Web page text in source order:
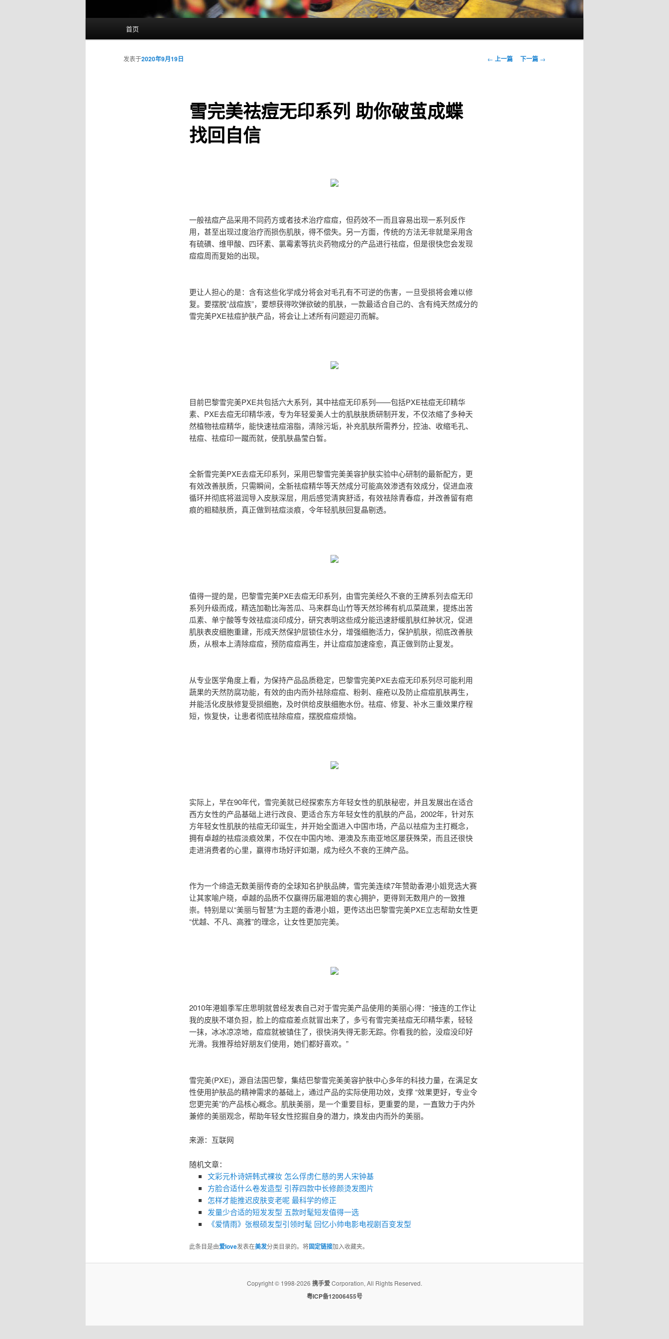
首页
文
← 上一篇 下一篇 →
雪完美祛痘无印系列 助你破茧成蝶
找回自信
发表于2020年9月19日
一般祛痘产品采用不同药方或者技术治疗痘痘，但药效不一而且容易出现一系列反作
用，甚至出现过度治疗而损伤肌肤，得不偿失。另一方面，传统的方法无非就是采用含
有硫磺、维甲酸、四环素、氯霉素等抗炎药物成分的产品进行祛痘，但是很快您会发现
痘痘周而复始的出现。
更让人担心的是：含有这些化学成分将会对毛孔有不可逆的伤害，一旦受损将会难以修
复。要摆脱“战痘族”，要想获得吹弹欲破的肌肤，一款最适合自己的、含有纯天然成分的
雪完美PXE祛痘护肤产品，将会让上述所有问题迎刃而解。
目前巴黎雪完美PXE共包括六大系列，其中祛痘无印系列——包括PXE祛痘无印精华
素、PXE去痘无印精华液，专为年轻爱美人士的肌肤肤质研制开发，不仅浓缩了多种天
然植物祛痘精华，能快速祛痘溶脂，清除污垢，补充肌肤所需养分，控油、收缩毛孔、
祛痘、祛痘印一蹴而就，使肌肤晶莹白皙。
全新雪完美PXE去痘无印系列，采用巴黎雪完美美容护肤实验中心研制的最新配方，更
有效改善肤质，只需瞬间，全新祛痘精华等天然成分可能高效渗透有效成分，促进血液
循环并彻底将滋润导入皮肤深层，用后感觉清爽舒适，有效祛除青春痘，并改善留有疤
痕的粗糙肤质，真正做到祛痘淡痕，令年轻肌肤回复晶剔透。
值得一提的是，巴黎雪完美PXE去痘无印系列，由雪完美经久不衰的王牌系列去痘无印
系列升级而成，精选加勒比海苦瓜、马来群岛山竹等天然珍稀有机瓜菜疏果，提炼出苦
瓜素、单宁酸等专效祛痘淡印成分，研究表明这些成分能迅速舒缓肌肤红肿状况，促进
肌肤表皮细胞重建，形成天然保护层锁住水分，增强细胞活力，保护肌肤，彻底改善肤
质，从根本上清除痘痘，预防痘痘再生，并让痘痘加速痊愈，真正做到防止复发。
从专业医学角度上看，为保持产品品质稳定，巴黎雪完美PXE去痘无印系列尽可能利用
蔬果的天然防腐功能，有效的由内而外祛除痘痘、粉刺、痤疮以及防止痘痘肌肤再生，
并能活化皮肤修复受损细胞，及时供给皮肤细胞水份。祛痘、修复、补水三重效果疗程
短，恢复快，让患者彻底祛除痘痘，摆脱痘痘烦恼。
实际上，早在90年代，雪完美就已经探索东方年轻女性的肌肤秘密，并且发展出在适合
西方女性的产品基础上进行改良、更适合东方年轻女性的肌肤的产品，2002年，针对东
方年轻女性肌肤的祛痘无印诞生，并开始全面进入中国市场，产品以祛痘为主打概念，
拥有卓越的祛痘淡痕效果，不仅在中国内地、港澳及东南亚地区屡获殊荣，而且还很快
走进消费者的心里，赢得市场好评如潮，成为经久不衰的王牌产品。
作为一个缔造无数美丽传奇的全球知名护肤品牌，雪完美连续7年赞助香港小姐竞选大赛
让其家喻户晓，卓越的品质不仅赢得历届港姐的衷心拥护，更得到无数用户的一致推
崇。特别是以“美丽与智慧”为主题的香港小姐，更传达出巴黎雪完美PXE立志帮助女性更
“优越、不凡、高雅”的理念，让女性更加完美。
2010年港姐季军庄思明就曾经发表自己对于雪完美产品使用的美丽心得：“接连的工作让
我的皮肤不堪负担，脸上的痘痘差点就冒出来了，多亏有雪完美祛痘无印精华素，轻轻
一抹，冰冰凉凉地，痘痘就被镇住了，很快消失得无影无踪。你看我的脸，没痘没印好
光滑。我推荐给好朋友们使用，她们都好喜欢。”
雪完美(PXE)，源自法国巴黎，集结巴黎雪完美美容护肤中心多年的科技力量，在满足女
性使用护肤品的精神需求的基础上，通过产品的实际使用功效，支撑 “效果更好，专业令
您更完美”的产品核心概念。肌肤美丽，是一个重要目标，更重要的是，一直致力于内外
兼修的美丽观念，帮助年轻女性挖掘自身的潜力，焕发由内而外的美丽。
来源：互联网
随机文章：
文彩元朴诗妍韩式裸妆 怎么俘虏仁慈的男人宋钟基
方脸合适什么卷发造型 引荐四款中长修颜烫发图片
怎样才能推迟皮肤变老呢 最科学的修正
发量少合适的短发发型 五款时髦短发值得一选
《爱情雨》张根硕发型引领时髦 回忆小帅电影电视剧百变发型
此条目是由爱love发表在美发分类目录的。将固定链接加入收藏夹。
Copyright © 1998-2026 携手爱Corporation, All Rights Reserved.
粤ICP备12006455号